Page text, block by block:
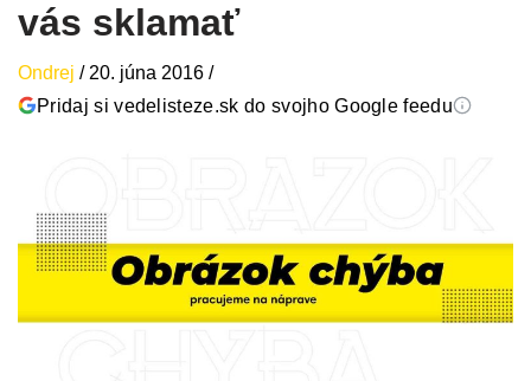
vás sklamať
Ondrej / 20. júna 2016 /
Pridaj si vedelisteze.sk do svojho Google feedu